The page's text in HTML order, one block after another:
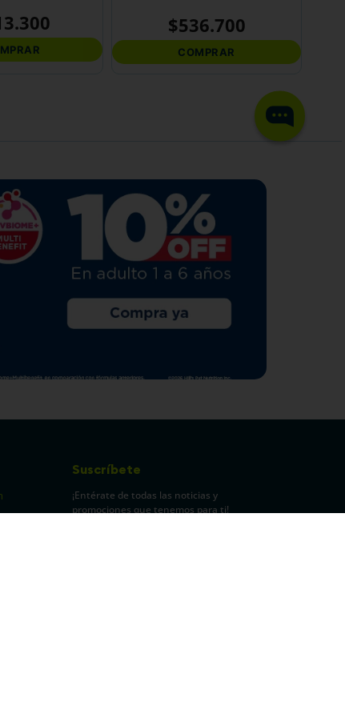
.300 $536.700
COMPRAR
Suscríbete
¡Entérate de todas las noticias y
promociones que tenemos para ti!